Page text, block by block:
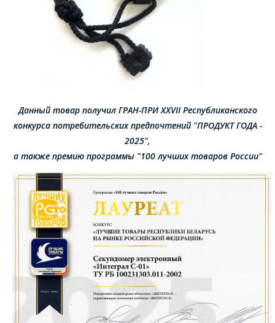
Данный товар получил ГРАН-ПРИ XXVII Республиканского
конкурса потребительских предпочтений "ПРОДУКТ ГОДА -
2025",
а также премию программы "100 лучших товаров России"